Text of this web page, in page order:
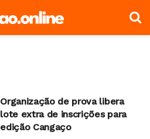
Organização de prova libera
lote extra de inscrições para
edição Cangaço